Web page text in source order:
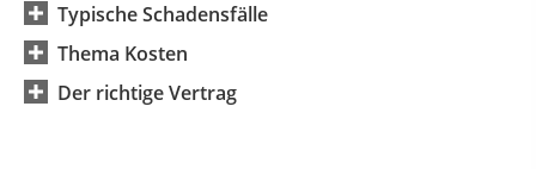
Typische Schadensfälle
Thema Kosten
Der richtige Vertrag